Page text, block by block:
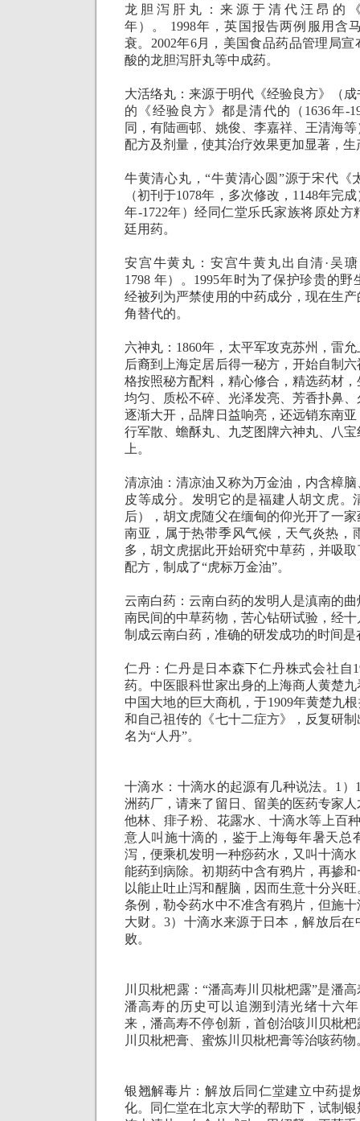
龙胆泻肝丸：来源于清代汪昂的
年）。 1998年，英国报告两例服用含
衰。 2002年6月，美国食品药品管理局宣
酸的龙胆泻肝丸等中成药。
大活络丸：来源于明代《经验良方》（
的《经验良方》都是清代的（ 1636年-
同，有陆画邨、姚俊、李嘉祥、王清海
配方及剂量，使其治疗效果更加显著，
牛黄清心丸，“牛黄清心圆”源于宋代《
（初刊于1078年，多次修改， 1148年完成
年-1722年）经同仁堂乐氏家族将原处方
廷用药。
安宫牛黄丸：安宫牛黄丸出自清·吴
1798 年）。 1995年时为了保护珍贵的野
经被列为严禁使用的中药成分，现在生
角替代的。
六神丸： 1860年，太平军攻克苏州，雷
后裔到上海定居后得一秘方，开始自制
格按照秘方配料，精心修合，精选药材
均匀、质松不碎、光泽发亮、芳香扑鼻
逐渐大开，品牌日益响亮，还远销东南
行军散、蟾酥丸、九芝图牌六神丸、八
上。
清凉油：清凉油又称为万金油，内含樟
皮等成分。发明它的是福建人胡文虎。
后），胡文虎随父在缅甸的仰光开了一
南亚，属于热带季风气候，天气炎热，
多，胡文虎据此开始研究中草药，并吸
配方，制成了“虎标万金油”。
云南白药：云南白药的发明人是滇南的
南民间的中草药物，苦心钻研试验，经
制成云南白药，准确的研发成功的时间是
仁丹：仁丹是日本森下仁丹株式会社自
药。中医眼科世家出身的上海商人黄楚
中国大地的巨大商机，于1909年黄楚九
和自己祖传的《七十二症方》，反复研
名为“人丹”。
十滴水：十滴水的起源有几种说法。 1 ）
洲药厂，请来了留日、留美的医药专家
他林、痱子粉、花露水、十滴水等上百
意人叫施十滴的，鉴于上海每年暑天总
泻，便乘机发明一种痧药水，又叫十滴
能药到病除。初期药中含有鸦片，再掺
以能止吐止泻和醒脑，因而生意十分兴
条例，勒令药水中不准含有鸦片，但施
大财。3）十滴水来源于日本，解放后
败。
川贝枇杷露：“潘高寿川贝枇杷露”是潘高
潘高寿的历史可以追溯到清光绪十六年
来，潘高寿不停创新，首创治咳川贝枇
川贝枇杷膏、蜜炼川贝枇杷膏等治咳药物
银翘解毒片：解放后同仁堂建立中药提
化。同仁堂在北京大学的帮助下，试制